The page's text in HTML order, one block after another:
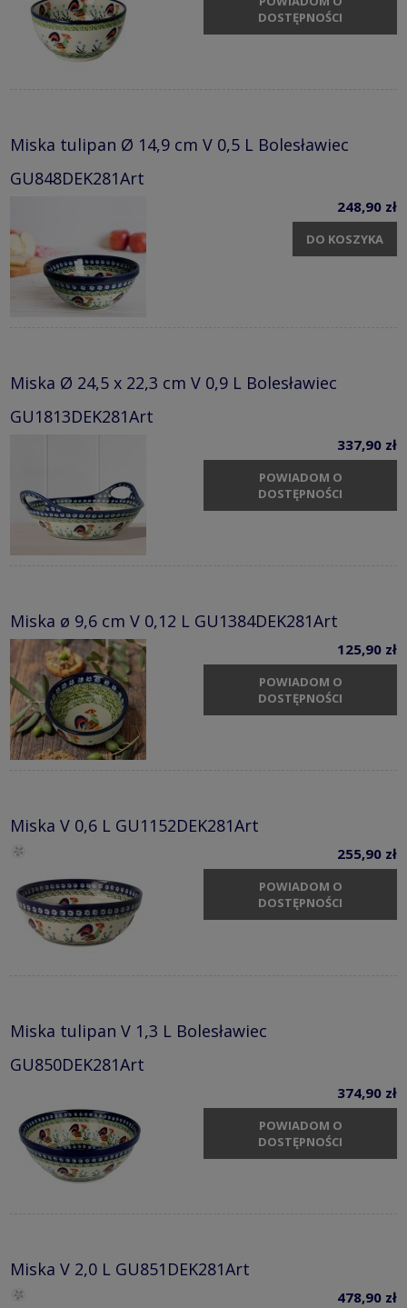
DOSTĘPNOŚCI
Miska tulipan Ø 14,9 cm V 0,5 L Bolesławiec
GU848DEK281Art
248,90 zł
DO KOSZYKA
Miska Ø 24,5 x 22,3 cm V 0,9 L Bolesławiec
GU1813DEK281Art
337,90 zł
POWIADOM O
DOSTĘPNOŚCI
Miska ø 9,6 cm V 0,12 L GU1384DEK281Art
125,90 zł
POWIADOM O
DOSTĘPNOŚCI
Miska V 0,6 L GU1152DEK281Art
255,90 zł
POWIADOM O
DOSTĘPNOŚCI
Miska tulipan V 1,3 L Bolesławiec
GU850DEK281Art
374,90 zł
POWIADOM O
DOSTĘPNOŚCI
Miska V 2,0 L GU851DEK281Art
478,90 zł